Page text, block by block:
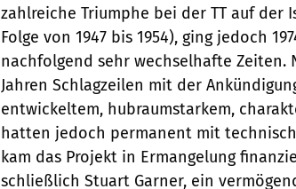
zahlreiche Triumphe bei der TT auf der
Folge von 1947 bis 1954), ging jedoch
nachfolgend sehr wechselhafte Zeiten.
Jahren Schlagzeilen mit der
entwickeltem, hubraumstarkem,
hatten jedoch permanent mit
kam das Projekt in Ermangelung
schließlich Stuart Garner, ein